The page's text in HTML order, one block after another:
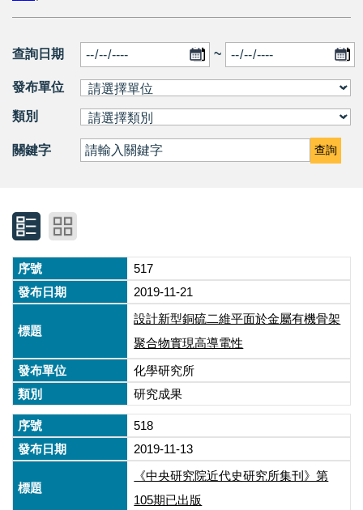
查詢日期 ~
發布單位
類別
關鍵字 查詢
517
2019-11-21
設計新型銅硫二維平面於金屬有機骨架
聚合物實現高導電性
化學研究所
研究成果
518
2019-11-13
《中央研究院近代史研究所集刊》第
105期已出版